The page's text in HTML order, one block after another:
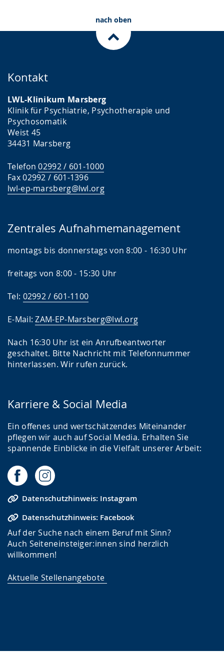
nach oben
Kontakt
LWL-Klinikum Marsberg
Klinik für Psychiatrie, Psychotherapie und
Psychosomatik
Weist 45
34431 Marsberg
Telefon02992 / 601-1000
Fax 02992 / 601-1396
lwl-ep-marsberg@lwl.org
Zentrales Aufnahmemanagement
montags bis donnerstags von 8:00 - 16:30 Uhr
freitags von 8:00 - 15:30 Uhr
Tel: 02992 / 601-1100
E-Mail:ZAM-EP-Marsberg@lwl.org
Nach 16:30 Uhr ist ein Anrufbeantworter
geschaltet. Bitte Nachricht mit Telefonnummer
hinterlassen. Wir rufen zurück.
Karriere & Social Media
Ein offenes und wertschätzendes Miteinander
pflegen wir auch auf Social Media. Erhalten Sie
spannende Einblicke in die Vielfalt unserer Arbeit:
Datenschutzhinweis: Instagram
Datenschutzhinweis: Facebook
Auf der Suche nach einem Beruf mit Sinn?
Auch Seiteneinsteiger:innen sind herzlich
willkommen!
Aktuelle Stellenangebote